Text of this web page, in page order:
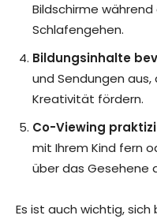
Bildschirme
Schlafengehen.
Bildungsinhalte
und Sendungen aus,
Kreativität fördern.
Co-Viewing
mit Ihrem Kind fern
über das Gesehene
Es ist auch wichtig,